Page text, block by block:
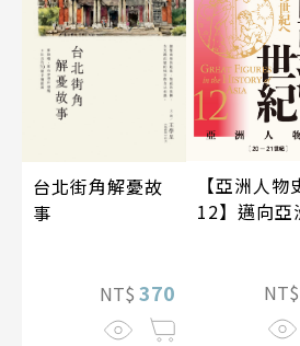
台北街角解憂故
事
NT$ 370
【亞洲人物
12】邁向亞
NT$